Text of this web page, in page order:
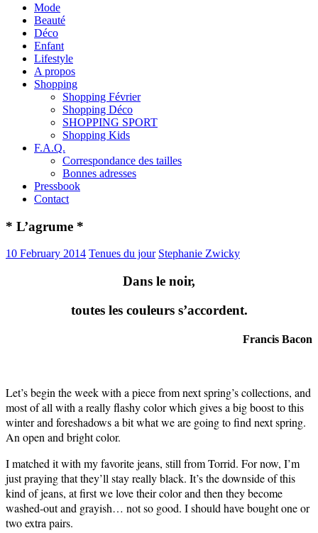
Mode
Beauté
Déco
Enfant
Lifestyle
A propos
Shopping
Shopping Février
Shopping Déco
SHOPPING SPORT
Shopping Kids
F.A.Q.
Correspondance des tailles
Bonnes adresses
Pressbook
Contact
* L’agrume *
10 February 2014 Tenues du jour Stephanie Zwicky
Dans le noir,
toutes les couleurs s’accordent.
Francis Bacon
Let’s begin the week with a piece from next spring’s collections, and
most of all with a really flashy color which gives a big boost to this
winter and foreshadows a bit what we are going to find next spring.
An open and bright color.
I matched it with my favorite jeans, still from Torrid. For now, I’m
just praying that they’ll stay really black. It’s the downside of this
kind of jeans, at first we love their color and then they become
washed-out and grayish… not so good. I should have bought one or
two extra pairs.